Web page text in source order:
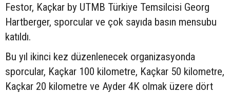
Festor, Kaçkar by UTMB Türkiye Temsilcisi Georg
Hartberger, sporcular ve çok sayıda basın mensubu
katıldı.
Bu yıl ikinci kez düzenlenecek organizasyonda
sporcular, Kaçkar 100 kilometre, Kaçkar 50 kilometre,
Kaçkar 20 kilometre ve Ayder 4K olmak üzere dört